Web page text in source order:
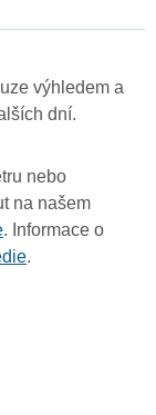
výhledem a
dní.
nebo
na našem
. Informace o
.